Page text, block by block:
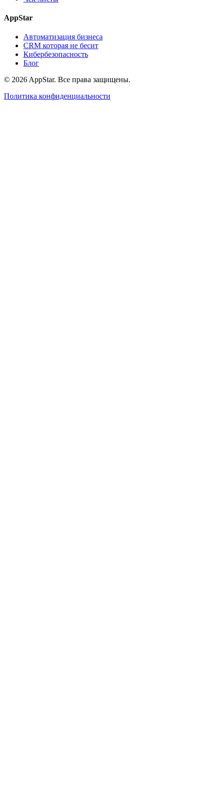
AppStar
Автоматизация бизнеса
CRM которая не бесит
Кибербезопасность
Блог
© 2026 AppStar. Все права защищены.
Политика конфиденциальности